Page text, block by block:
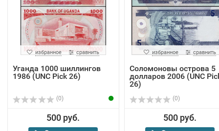
избранное сравнить
Уганда 1000 шиллингов
1986 (UNC Pick 26)
(0)
500 руб.
избранное сравнить
Соломоновы острова 5
долларов 2006 (UNC
26)
(0)
500 руб.